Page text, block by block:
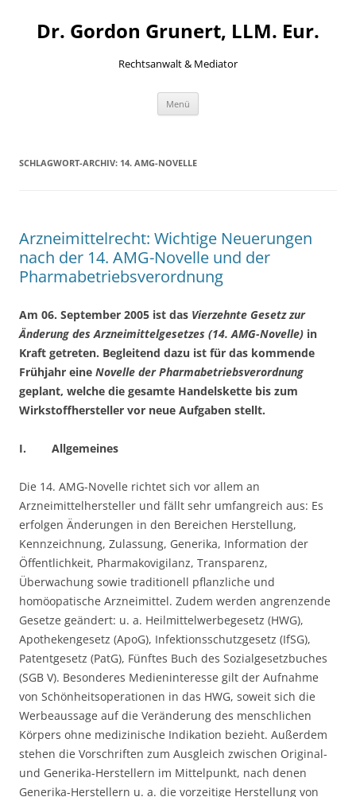
springen
Dr. Gordon Grunert, LLM. Eur.
Rechtsanwalt & Mediator
Menü
SCHLAGWORT-ARCHIV: 14. AMG-NOVELLE
Arzneimittelrecht: Wichtige Neuerungen
nach der 14. AMG-Novelle und der
Pharmabetriebsverordnung
Am 06. September 2005 ist das Vierzehnte Gesetz zur
Änderung des Arzneimittelgesetzes (14. AMG-Novelle) in
Kraft getreten. Begleitend dazu ist für das kommende
Frühjahr eine Novelle der Pharmabetriebsverordnung
geplant, welche die gesamte Handelskette bis zum
Wirkstoffhersteller vor neue Aufgaben stellt.
I. Allgemeines
Die 14. AMG-Novelle richtet sich vor allem an
Arzneimittelhersteller und fällt sehr umfangreich aus: Es
erfolgen Änderungen in den Bereichen Herstellung,
Kennzeichnung, Zulassung, Generika, Information der
Öffentlichkeit, Pharmakovigilanz, Transparenz,
Überwachung sowie traditionell pflanzliche und
homöopatische Arzneimittel. Zudem werden angrenzende
Gesetze geändert: u. a. Heilmittelwerbegesetz (HWG),
Apothekengesetz (ApoG), Infektionsschutzgesetz (IfSG),
Patentgesetz (PatG), Fünftes Buch des Sozialgesetzbuches
(SGB V). Besonderes Medieninteresse gilt der Aufnahme
von Schönheitsoperationen in das HWG, soweit sich die
Werbeaussage auf die Veränderung des menschlichen
Körpers ohne medizinische Indikation bezieht. Außerdem
stehen die Vorschriften zum Ausgleich zwischen Original-
und Generika-Herstellern im Mittelpunkt, nach denen
Generika-Herstellern u. a. die vorzeitige Herstellung von